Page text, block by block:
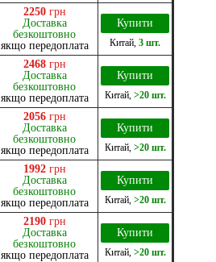
2250 грн
Доставка
безкоштовно
якщо передоплата
Купити
Китай 3 шт.
2468 грн
Доставка
безкоштовно
якщо передоплата
Купити
Китай, >20 шт.
2056 грн
Доставка
безкоштовно
якщо передоплата
Купити
Китай, >20 шт.
1992 грн
Доставка
безкоштовно
якщо передоплата
Купити
Китай, >20 шт.
2190 грн
Доставка
безкоштовно
якщо передоплата
Купити
Китай, >20 шт.